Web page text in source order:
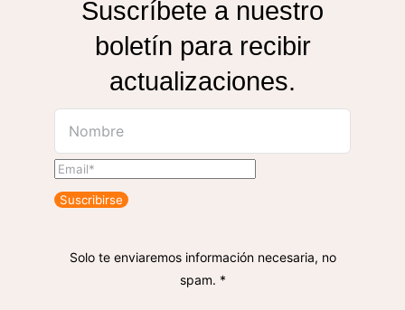
Suscríbete a nuestro
boletín para recibir
actualizaciones.
Suscribirse
Solo te enviaremos información necesaria, no
spam. *